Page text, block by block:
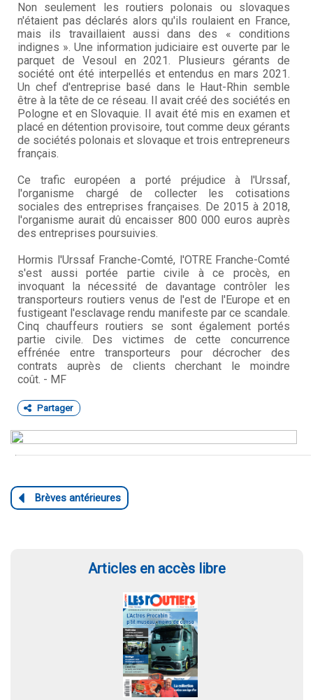
Non seulement les routiers polonais ou slovaques
n'étaient pas déclarés alors qu'ils roulaient en France,
mais ils travaillaient aussi dans des « conditions
indignes ». Une information judiciaire est ouverte par le
parquet de Vesoul en 2021. Plusieurs gérants de
société ont été interpellés et entendus en mars 2021.
Un chef d'entreprise basé dans le Haut-Rhin semble
être à la tête de ce réseau. Il avait créé des sociétés en
Pologne et en Slovaquie. Il avait été mis en examen et
placé en détention provisoire, tout comme deux gérants
de sociétés polonais et slovaque et trois entrepreneurs
français.
Ce trafic européen a porté préjudice à l'Urssaf,
l'organisme chargé de collecter les cotisations
sociales des entreprises françaises. De 2015 à 2018,
l'organisme aurait dû encaisser 800 000 euros auprès
des entreprises poursuivies.
Hormis l'Urssaf Franche-Comté, l'OTRE Franche-Comté
s'est aussi portée partie civile à ce procès, en
invoquant la nécessité de davantage contrôler les
transporteurs routiers venus de l'est de l'Europe et en
fustigeant l'esclavage rendu manifeste par ce scandale.
Cinq chauffeurs routiers se sont également portés
partie civile. Des victimes de cette concurrence
effrénée entre transporteurs pour décrocher des
contrats auprès de clients cherchant le moindre
coût. - MF
Partager
Articles en accès libre